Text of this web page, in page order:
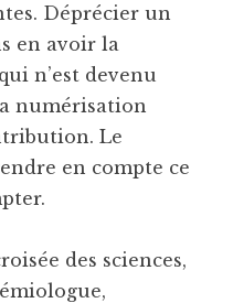
Déprécier un
en avoir la
n’est devenu
numérisation
Le
en compte ce
des sciences,